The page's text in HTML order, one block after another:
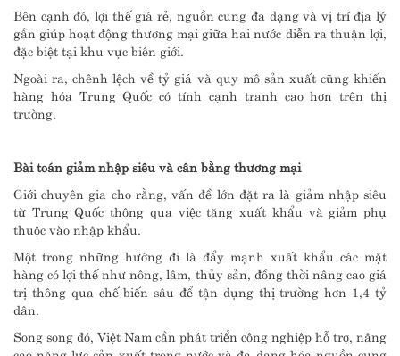
Bên cạnh đó, lợi thế giá rẻ, nguồn cung đa dạng và vị trí địa lý
gần giúp hoạt động thương mại giữa hai nước diễn ra thuận lợi,
đặc biệt tại khu vực biên giới.
Ngoài ra, chênh lệch về tỷ giá và quy mô sản xuất cũng khiến
hàng hóa Trung Quốc có tính cạnh tranh cao hơn trên thị
trường.
Bài toán giảm nhập siêu và cân bằng thương mại
Giới chuyên gia cho rằng, vấn đề lớn đặt ra là giảm nhập siêu
từ Trung Quốc thông qua việc tăng xuất khẩu và giảm phụ
thuộc vào nhập khẩu.
Một trong những hướng đi là đẩy mạnh xuất khẩu các mặt
hàng có lợi thế như nông, lâm, thủy sản, đồng thời nâng cao giá
trị thông qua chế biến sâu để tận dụng thị trường hơn 1,4 tỷ
dân.
Song song đó, Việt Nam cần phát triển công nghiệp hỗ trợ, nâng